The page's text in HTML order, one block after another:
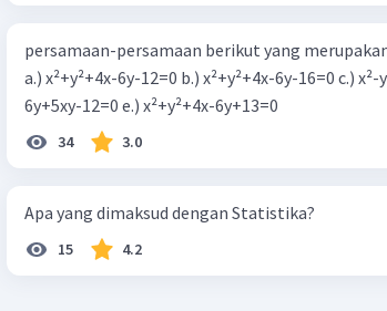
persamaan-persamaan berikut yang
a.) x²+y²+4x-6y-12=0 b.) x²+y²+4x-6y-16=0 c.)
6y+5xy-12=0 e.) x²+y²+4x-6y+13=0
34 3.0
Apa yang dimaksud dengan Statistika?
15 4.2